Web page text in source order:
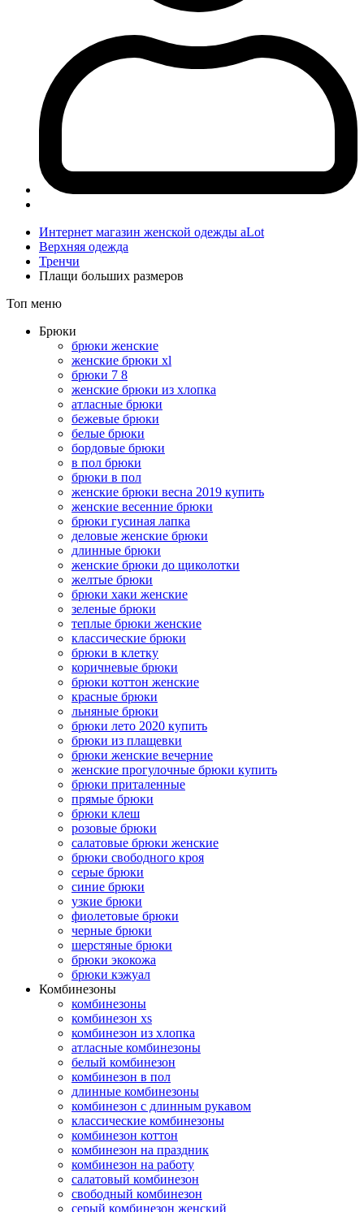
Интернет магазин женской одежды aLot
Верхняя одежда
Тренчи
Плащи больших размеров
Топ меню
Брюки
брюки женские
женские брюки xl
брюки 7 8
женские брюки из хлопка
атласные брюки
бежевые брюки
белые брюки
бордовые брюки
в пол брюки
брюки в пол
женские брюки весна 2019 купить
женские весенние брюки
брюки гусиная лапка
деловые женские брюки
длинные брюки
женские брюки до щиколотки
желтые брюки
брюки хаки женские
зеленые брюки
теплые брюки женские
классические брюки
брюки в клетку
коричневые брюки
брюки коттон женские
красные брюки
льняные брюки
брюки лето 2020 купить
брюки из плащевки
брюки женские вечерние
женские прогулочные брюки купить
брюки приталенные
прямые брюки
брюки клеш
розовые брюки
салатовые брюки женские
брюки свободного кроя
серые брюки
синие брюки
узкие брюки
фиолетовые брюки
черные брюки
шерстяные брюки
брюки экокожа
брюки кэжуал
Комбинезоны
комбинезоны
комбинезон xs
комбинезон из хлопка
атласные комбинезоны
белый комбинезон
комбинезон в пол
длинные комбинезоны
комбинезон с длинным рукавом
классические комбинезоны
комбинезон коттон
комбинезон на праздник
комбинезон на работу
салатовый комбинезон
свободный комбинезон
серый комбинезон женский